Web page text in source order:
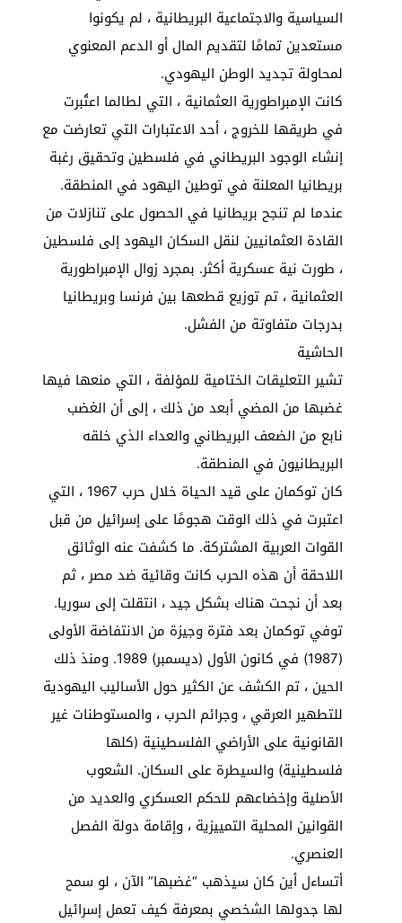
السياسية والاجتماعية البريطانية ، لم يكونوا
مستعدين تمامًا لتقديم المال أو الدعم المعنوي
لمحاولة تجديد الوطن اليهودي.
كانت الإمبراطورية العثمانية ، التي لطالما اعتُبرت
في طريقها للخروج ، أحد الاعتبارات التي تعارضت مع
إنشاء الوجود البريطاني في فلسطين وتحقيق رغبة
بريطانيا المعلنة في توطين اليهود في المنطقة.
عندما لم تنجح بريطانيا في الحصول على تنازلات من
القادة العثمانيين لنقل السكان اليهود إلى فلسطين
، طورت نية عسكرية أكثر. بمجرد زوال الإمبراطورية
العثمانية ، تم توزيع قطعها بين فرنسا وبريطانيا
بدرجات متفاوتة من الفشل.
الحاشية
تشير التعليقات الختامية للمؤلفة ، التي منعها فيها
غضبها من المضي أبعد من ذلك ، إلى أن الغضب
نابع من الضعف البريطاني والعداء الذي خلقه
البريطانيون في المنطقة.
كان توكمان على قيد الحياة خلال حرب 1967 ، التي
اعتبرت في ذلك الوقت هجومًا على إسرائيل من قبل
القوات العربية المشتركة. ما كشفت عنه الوثائق
اللاحقة أن هذه الحرب كانت وقائية ضد مصر ، ثم
بعد أن نجحت هناك بشكل جيد ، انتقلت إلى سوريا.
توفي توكمان بعد فترة وجيزة من الانتفاضة الأولى
(1987) في كانون الأول (ديسمبر) 1989. ومنذ ذلك
الحين ، تم الكشف عن الكثير حول الأساليب اليهودية
للتطهير العرقي ، وجرائم الحرب ، والمستوطنات غير
القانونية على الأراضي الفلسطينية (كلها
فلسطينية) والسيطرة على السكان. الشعوب
الأصلية وإخضاعهم للحكم العسكري والعديد من
القوانين المحلية التمييزية ، وإقامة دولة الفصل
العنصري.
أتساءل أين كان سيذهب “غضبها” الآن ، لو سمح
لها جدولها الشخصي بمعرفة كيف تعمل إسرائيل